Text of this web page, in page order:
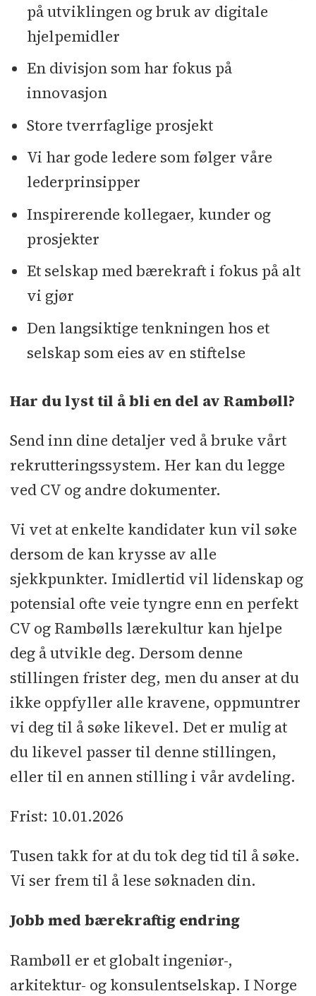
på utviklingen og bruk av digitale
hjelpemidler
En divisjon som har fokus på
innovasjon
Store tverrfaglige prosjekt
Vi har gode ledere som følger våre
lederprinsipper
Inspirerende kollegaer, kunder og
prosjekter
Et selskap med bærekraft i fokus på alt
vi gjør
Den langsiktige tenkningen hos et
selskap som eies av en stiftelse
Har du lyst til å bli en del av Rambøll?
Send inn dine detaljer ved å bruke vårt
rekrutteringssystem. Her kan du legge
ved CV og andre dokumenter.
Vi vet at enkelte kandidater kun vil søke
dersom de kan krysse av alle
sjekkpunkter. Imidlertid vil lidenskap og
potensial ofte veie tyngre enn en perfekt
CV og Rambølls lærekultur kan hjelpe
deg å utvikle deg. Dersom denne
stillingen frister deg, men du anser at du
ikke oppfyller alle kravene, oppmuntrer
vi deg til å søke likevel. Det er mulig at
du likevel passer til denne stillingen,
eller til en annen stilling i vår avdeling.
Frist: 10.01.2026
Tusen takk for at du tok deg tid til å søke.
Vi ser frem til å lese søknaden din.
Jobb med bærekraftig endring
Rambøll er et globalt ingeniør-,
arkitektur- og konsulentselskap. I Norge